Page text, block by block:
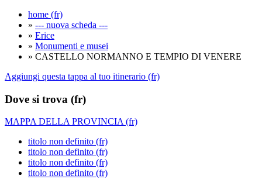
home (fr)
» --- nuova scheda ---
» Erice
» Monumenti e musei
» CASTELLO NORMANNO E TEMPIO DI VENERE
Aggiungi questa tappa al tuo itinerario (fr)
Dove si trova (fr)
MAPPA DELLA PROVINCIA (fr)
titolo non definito (fr)
titolo non definito (fr)
titolo non definito (fr)
titolo non definito (fr)